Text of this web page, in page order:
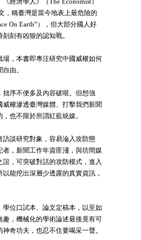
，稱臺灣是當今地表上最危險的
On Earth”），但大部分國人好
刻有凶狠的認知戰。
，本書即專注研究中國威權如何
由。
拙序不便多及內容破哏。但想強
權滲透臺灣媒體、打擊我們新聞
也不限於所謂紅藍統媒。
訪談研究對象，容易淪入攻防態
，新聞工作年資匪淺，與坊間媒
，可突破對話的攻防模式，進入
能挖出深層少透露的真實資訊，
位口試本、論文定稿本，以至如
，機械化的學術論述最後竟有可
奇功夫，也忍不住要喝采一聲。